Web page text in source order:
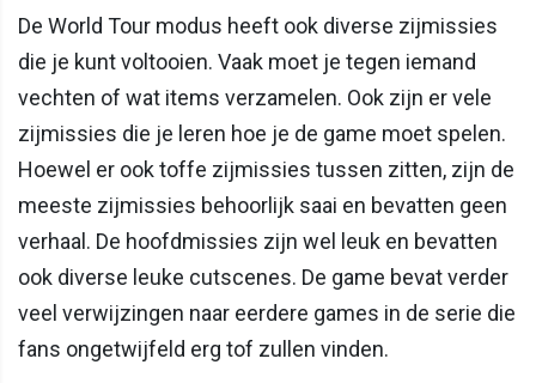
De World Tour modus heeft ook diverse zijmissies
die je kunt voltooien. Vaak moet je tegen iemand
vechten of wat items verzamelen. Ook zijn er vele
zijmissies die je leren hoe je de game moet spelen.
Hoewel er ook toffe zijmissies tussen zitten, zijn de
meeste zijmissies behoorlijk saai en bevatten geen
verhaal. De hoofdmissies zijn wel leuk en bevatten
ook diverse leuke cutscenes. De game bevat verder
veel verwijzingen naar eerdere games in de serie die
fans ongetwijfeld erg tof zullen vinden.